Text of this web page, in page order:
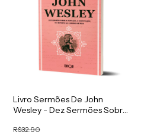
Livro Sermões De John
Wesley - Dez Sermões Sobre
R$32,90